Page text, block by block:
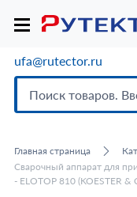
ufa@rutector.ru
Главная страница
Сварочный аппарат для
- ELOTOP 810 (KOESTER &